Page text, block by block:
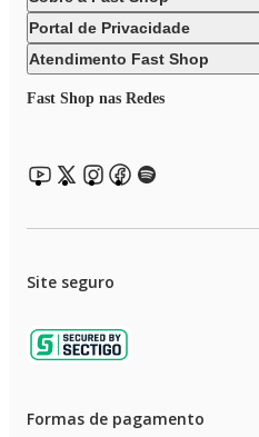
Portal de Privacidade
Atendimento Fast Shop
Fast Shop nas Redes
Site seguro
Formas de pagamento